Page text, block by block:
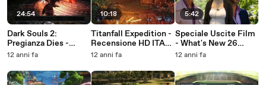
24:54
Dark Souls 2:
Pregianza Dies -
Episodio 17
12 anni fa
10:18
Titanfall Expedition -
Recensione HD ITA
Spaziogames.it
12 anni fa
5:42
Speciale Uscite Film
- What's New 26
maggio - 1 giugno -
12 anni fa